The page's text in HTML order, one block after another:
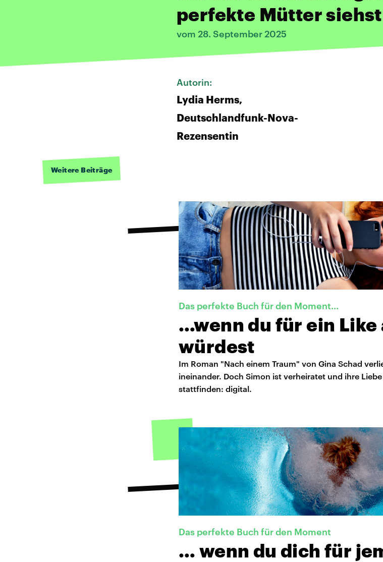
perfekte Mütter siehst
vom 28. September 2025
Autorin:
Lydia Herms,
Deutschlandfunk-Nova-
Rezensentin
Weitere Beiträge
Das perfekte Buch für den Moment...
…wenn du für ein Like
würdest
Im Roman "Nach einem Traum" von Gina Schad
ineinander. Doch Simon ist verheiratet und ihre
stattfinden: digital.
Das perfekte Buch für den Moment
… wenn du dich für